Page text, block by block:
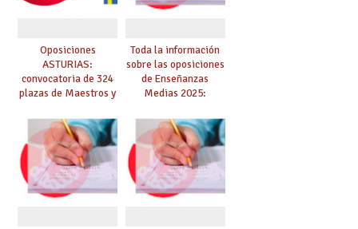
Oposiciones
ASTURIAS:
convocatoria de 324
plazas de Maestros y
Catedráticos de
Música y Artes
Escénicas
Toda la información
sobre las oposiciones
de Enseñanzas
Medias 2025:
DEFINITIVO DE
ASPIRANTES
SELECCIONADOS